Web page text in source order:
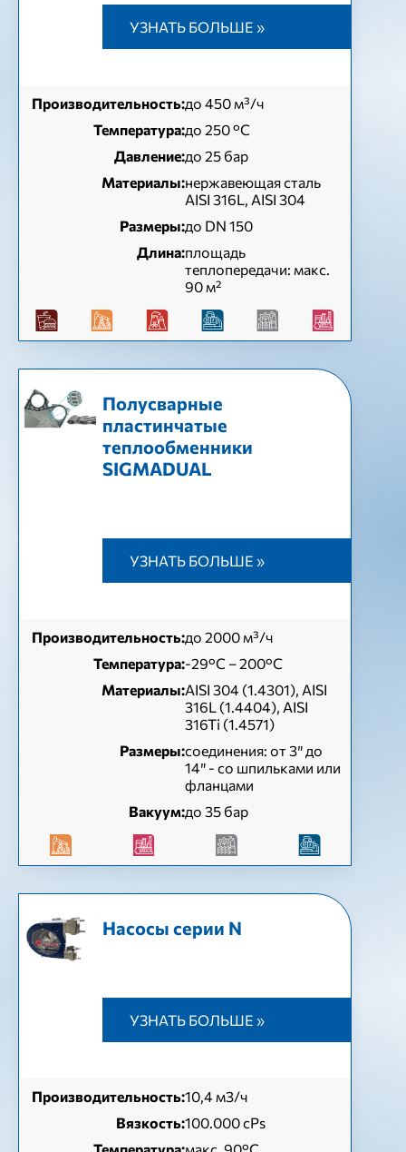
УЗНАТЬ БОЛЬШЕ »
Производительность:до 450 м³/ч
Температура:до 250 °C
Давление:до 25 бар
Материалы:нержавеющая сталь
AISI 316L, AISI 304
Размеры:до DN 150
Длина:площадь
теплопередачи: макс.
90 м²
Полусварные
пластинчатые
теплообменники
SIGMADUAL
УЗНАТЬ БОЛЬШЕ »
Производительность:до 2000 м³/ч
Температура:-29°C – 200°C
Материалы:AISI 304 (1.4301), AISI
316L (1.4404), AISI
316Ti (1.4571)
Размеры:соединения: от 3″ до
14″ - со шпильками или
фланцами
Вакуум:до 35 бар
Насосы серии N
УЗНАТЬ БОЛЬШЕ »
Производительность:10,4 м3/ч
Вязкость:100.000 cPs